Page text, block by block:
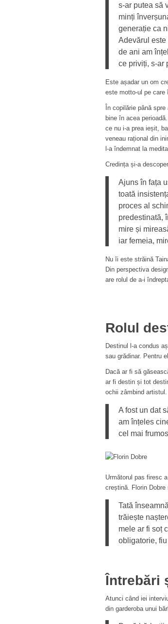
s-ar putea să
minți
generație ca
Adevărul
de ani am
ce priviți, s-ar
Este așadar un om
este motto-ul pe
În copilărie până
bine în acea
ce nu i-a prea ieșit,
veneau rațional din
l-a îndemnat la
Credința și-a
Ajuns în fața
toată
proces al
predestinată,
mire și
iar femeia,
Nu îi este străină
Din perspectiva
are rolul de a-i
Rolul
Destinul l-a condus
sau grădinar. Pentru
Dacă ar fi să
ar fi destin și tot
ochii zâmbind artistul.
A fost un dat
am înțeles
cel mai
Următorul pas firesc
creștină. Florin
Tată
trăiește
mele ar fi soț
obligatorie,
Întrebări
Atunci când iei
din garderoba unui